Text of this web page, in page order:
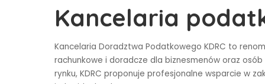
Kancelaria
Kancelaria Doradztwa Podatkowego KDRC to
rachunkowe i doradcze dla biznesmenów oraz
rynku, KDRC proponuje profesjonalne wsparcie w